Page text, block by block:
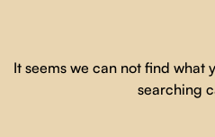
It seems we can not find what
searching